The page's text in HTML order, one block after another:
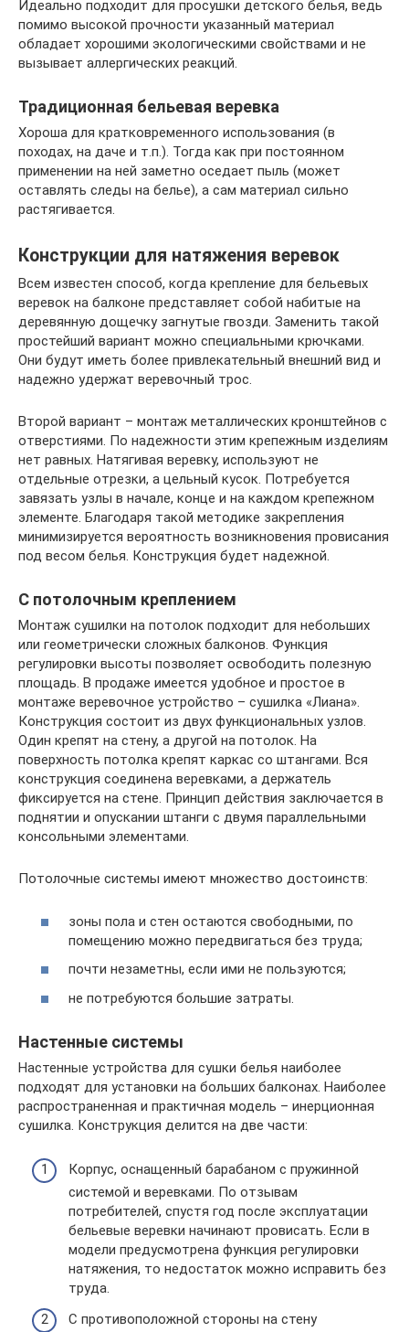
Идеально подходит для просушки детского белья, ведь
помимо высокой прочности указанный материал
обладает хорошими экологическими свойствами и не
вызывает аллергических реакций.
Традиционная бельевая веревка
Хороша для кратковременного использования (в
походах, на даче и т.п.). Тогда как при постоянном
применении на ней заметно оседает пыль (может
оставлять следы на белье), а сам материал сильно
растягивается.
Конструкции для натяжения веревок
Всем известен способ, когда крепление для бельевых
веревок на балконе представляет собой набитые на
деревянную дощечку загнутые гвозди. Заменить такой
простейший вариант можно специальными крючками.
Они будут иметь более привлекательный внешний вид и
надежно удержат веревочный трос.
Второй вариант – монтаж металлических кронштейнов с
отверстиями. По надежности этим крепежным изделиям
нет равных. Натягивая веревку, используют не
отдельные отрезки, а цельный кусок. Потребуется
завязать узлы в начале, конце и на каждом крепежном
элементе. Благодаря такой методике закрепления
минимизируется вероятность возникновения провисания
под весом белья. Конструкция будет надежной.
С потолочным креплением
Монтаж сушилки на потолок подходит для небольших
или геометрически сложных балконов. Функция
регулировки высоты позволяет освободить полезную
площадь. В продаже имеется удобное и простое в
монтаже веревочное устройство – сушилка «Лиана».
Конструкция состоит из двух функциональных узлов.
Один крепят на стену, а другой на потолок. На
поверхность потолка крепят каркас со штангами. Вся
конструкция соединена веревками, а держатель
фиксируется на стене. Принцип действия заключается в
поднятии и опускании штанги с двумя параллельными
консольными элементами.
Потолочные системы имеют множество достоинств:
зоны пола и стен остаются свободными, по
помещению можно передвигаться без труда;
почти незаметны, если ими не пользуются;
не потребуются большие затраты.
Настенные системы
Настенные устройства для сушки белья наиболее
подходят для установки на больших балконах. Наиболее
распространенная и практичная модель – инерционная
сушилка. Конструкция делится на две части:
Корпус, оснащенный барабаном с пружинной
системой и веревками. По отзывам
потребителей, спустя год после эксплуатации
бельевые веревки начинают провисать. Если в
модели предусмотрена функция регулировки
натяжения, то недостаток можно исправить без
труда.
С противоположной стороны на стену